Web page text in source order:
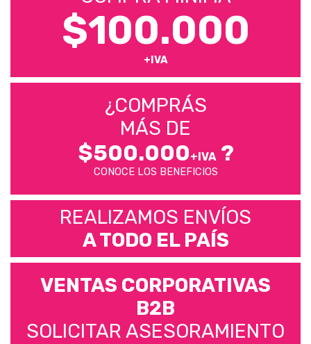
$100.000
+IVA
¿COMPRÁS
MÁS DE
$500.000+IVA?
CONOCE LOS BENEFICIOS
REALIZAMOS ENVÍOS
A TODO EL PAÍS
VENTAS CORPORATIVAS
B2B
SOLICITAR ASESORAMIENTO